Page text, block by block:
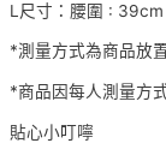
L尺寸：腰圍 :
*測量方式為商品放
*商品因每人測量方
貼心小叮嚀